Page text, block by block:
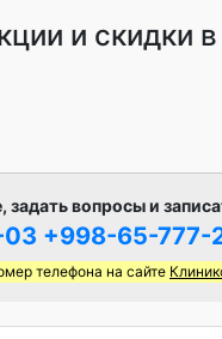
и скидки
вопросы и
+998-65-777-
телефона на сайте